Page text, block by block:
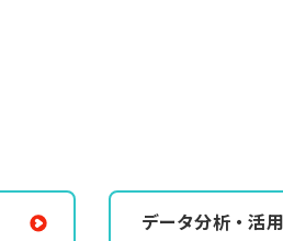
データ分析・活用